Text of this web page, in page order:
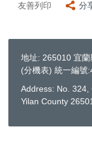
友善列印 分
地址: 265010 宜
(分機表) 統一編號
Address: No. 324,
Yilan County